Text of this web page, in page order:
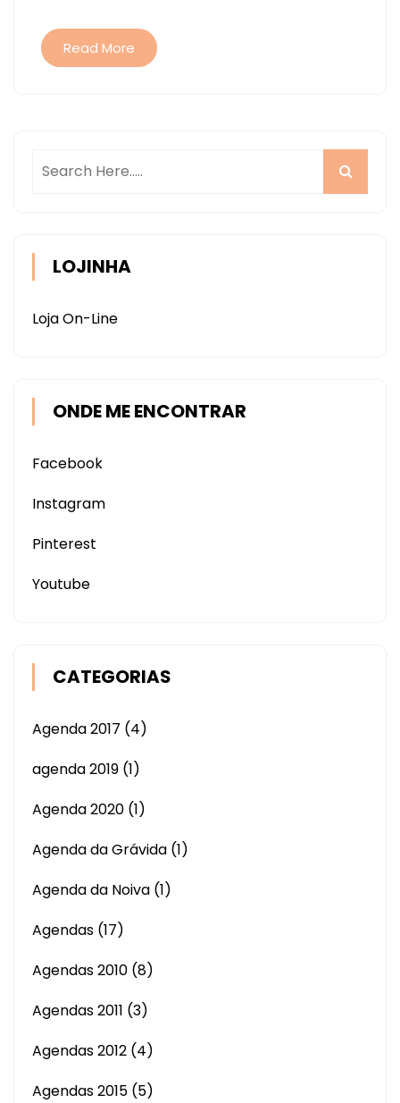
Read More
LOJINHA
Loja On-Line
ONDE ME ENCONTRAR
Facebook
Instagram
Pinterest
Youtube
CATEGORIAS
Agenda 2017 (4)
agenda 2019 (1)
Agenda 2020 (1)
Agenda da Grávida (1)
Agenda da Noiva (1)
Agendas (17)
Agendas 2010 (8)
Agendas 2011 (3)
Agendas 2012 (4)
Agendas 2015 (5)